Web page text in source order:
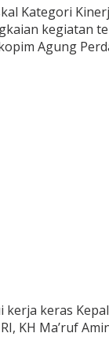
Kategori
kegiatan
Agung
kerja keras
KH Ma’ruf